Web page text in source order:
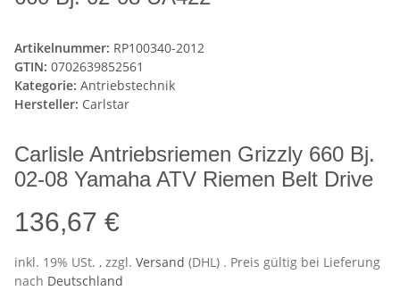
Artikelnummer: RP100340-2012
GTIN: 0702639852561
Kategorie: Antriebstechnik
Hersteller: Carlstar
Carlisle Antriebsriemen Grizzly 660 Bj.
02-08 Yamaha ATV Riemen Belt Drive
136,67 €
inkl. 19% USt. , zzgl. Versand (DHL) . Preis gültig bei Lieferung
nach Deutschland